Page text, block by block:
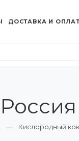
ДОСТАВКА И
Кислородный